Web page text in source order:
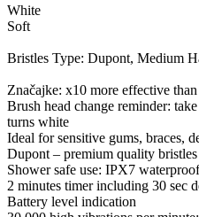
White
Soft
Bristles Type: Dupont, Medium
Značajke: x10 more effective
Brush head change reminder:
turns white
Ideal for sensitive gums, braces,
Dupont – premium quality bristles
Shower safe use: IPX7 waterproof
2 minutes timer including 30 sec
Battery level indication